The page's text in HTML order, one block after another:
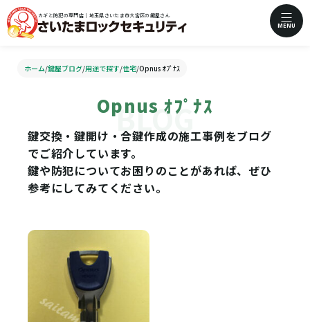
カギと防犯の専門店｜埼玉県さいたま市大宮区の鍵屋さん
MENU
ホーム/鍵屋ブログ/用途で探す/住宅/Opnus ｵﾌﾟﾅｽ
Opnus ｵﾌﾟﾅｽ
鍵交換・鍵開け・合鍵作成の施工事例をブログ
でご紹介しています。
鍵や防犯についてお困りのことがあれば、ぜひ
参考にしてみてください。